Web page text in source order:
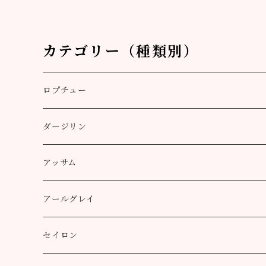
カテゴリー（種類別）
ロプチュー
缶（リーフ）
ティーバッグ
3個
10個
アルミ袋（リーフ）
100g
ティーポット用ティーバッグ
ダージリン
プッタボン茶園
50g
100g
ハッピーバレー茶園
50g
キャッスルトン茶園
アッサム
リーフ
100g
CTC
アールグレイ
アールグレイ
セイロン